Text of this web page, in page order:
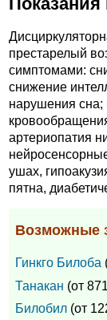
престарелый
симптомами:
снижение
нарушения сна;
артериопатия
ушах,
пятна,
Возможные
Гинкго Билоба
Танакан (от
Билобил (от